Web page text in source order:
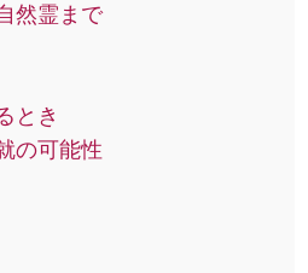
然霊まで
とき
の可能性